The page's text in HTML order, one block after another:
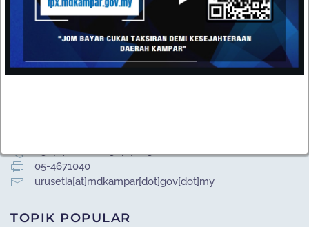
HUBUNGI
Datang dan kunjungi pejabat kami atau hantarkan e-mel
05-4671020 / 05-4671030
05-4671040
urusetia[at]mdkampar[dot]gov[dot]my
TOPIK POPULAR